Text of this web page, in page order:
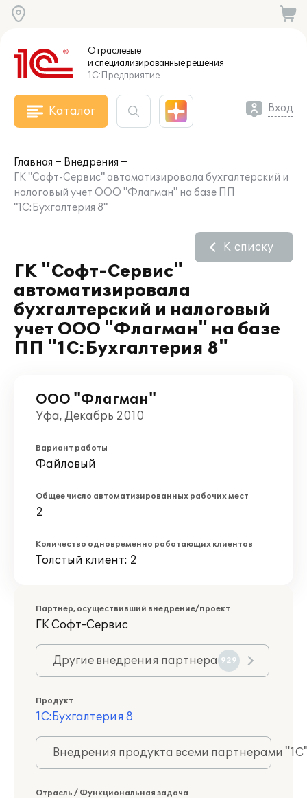
Отраслевые
и специализированныерешения
1С:Предприятие
Каталог Вход
Главная
Внедрения
ГК "Софт-Сервис" автоматизировала бухгалтерский и
налоговый учет ООО "Флагман" на базе ПП
"1С:Бухгалтерия 8"
ГК "Софт-Сервис"
автоматизировала
бухгалтерский и налоговый
учет ООО "Флагман" на базе
ПП "1С:Бухгалтерия 8"
К списку
ООО "Флагман"
Уфа, Декабрь 2010
Вариант работы
Файловый
Общее число автоматизированных рабочих мест
2
Количество одновременно работающих клиентов
Толстый клиент: 2
Партнер, осуществивший внедрение/проект
ГK Софт-Сервис
Другие внедрения партнера 929
Продукт
1С:Бухгалтерия 8
Внедрения продукта всеми партнерами
Отрасль / Функциональная задача